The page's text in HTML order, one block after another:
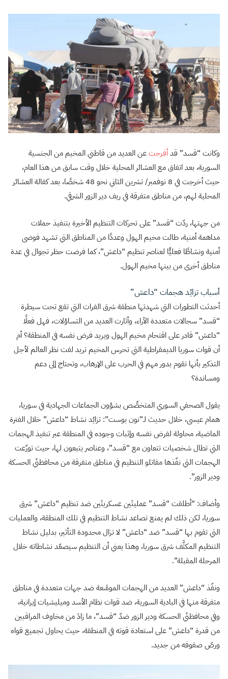
وكانت “قسد” قدأفرجتعن العديد من قاطني المخيم من الجنسية
السورية، بعد اتفاق مع العشائر المحلية خلال وقت سابق من هذا العام،
حيث أخرجت في 8 نوفمبر/ تشرين الثاني نحو 48 شخصًا، بعد كفالة العشائر
المحلية لهم، من مناطق متفرقة في ريف دير الزور الشرقي.
من جهتها، ردّت “قسد” على تحركات التنظيم الأخيرة بتنفيذ حملات
مداهمة أمنية، طالت مخيم الهول وعددًا من المناطق التي تشهد فوضى
أمنية ونشاطًا فعليًّا لعناصر تنظيم “داعش”، كما فرضت حظر تجوال في عدة
مناطق أخرى من بينها مخيم الهول.
أسباب تزايُد هجمات “داعش”
أحدثت التطورات التي شهدتها منطقة شرق الفرات التي تقع تحت سيطرة
“قسد” سجالات متعددة الآراء، وأثارت العديد من التساؤلات، فهل فعلًا
“داعش” قادر على اقتحام مخيم الهول ويريد فرض نفسه في المنطقة؟ أم
أن قوات سوريا الديمقراطية التي تحرس المخيم تريد لفت نظر العالم لأجل
التذكير بأنها تقوم بدور مهم في الحرب على الإرهاب، وتحتاج إلى دعم
ومساندة؟
يقول الصحفي السوري المتخصِّص بشؤون الجماعات الجهادية في سوريا،
همام عيسى، خلال حديث لـ”نون بوست”: تزايُد نشاط “داعش” خلال الفترة
الماضية، محاولة لفرض نفسه وإثبات وجوده في المنطقة عبر تنفيذ الهجمات
التي تطال شخصيات تتعاون مع “قسد”، وعناصر يتبعون لها، حيث توزّعت
الهجمات التي نفّذها مقاتلو التنظيم في مناطق متفرقة من محافظتَي الحسكة
ودير الزور”.
وأضاف: “أطلقت “قسد” عمليتَين عسكريتَين ضد تنظيم “داعش” شرق
سوريا، لكن ذلك لم يمنع تصاعد نشاط التنظيم في تلك المنطقة، والعمليات
التي تقوم بها “قسد” ضد “داعش” لا تزال محدودة التأثير، بدليل نشاط
التنظيم المكثَّف شرق سوريا، وهذا يعني أن التنظيم سيصعّد نشاطاته خلال
المرحلة المقبلة”.
ونفّذ “داعش” العديد من الهجمات الموسَّعة ضد جهات متعددة في مناطق
متفرقة منها في البادية السورية، ضد قوات نظام الأسد وميليشيات إيرانية،
وفي محافظتَي الحسكة ودير الزور ضدّ “قسد”، ما زادَ من مخاوف المراقبين
من قدرة “داعش” على استعادة قوته في المنطقة، حيث يحاول تجميع قواه
ورصّ صفوفه من جديد.